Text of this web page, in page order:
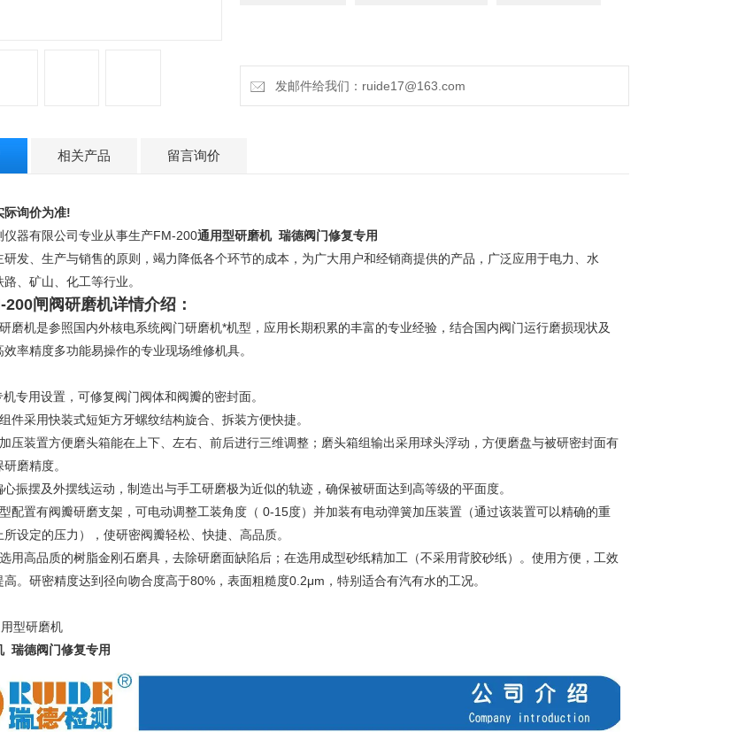
发邮件给我们：ruide17@163.com
相关产品 留言询价
际询价为准!
仪器有限公司专业从事生产FM-200通用型研磨机 瑞德阀门修复专用
研发、生产与销售的原则，竭力降低各个环节的成本，为广大用户和经销商提供的产品，广泛应用于电力、水
路、矿山、化工等行业。
200闸阀研磨机详情介绍：
磨机是参照国内外核电系统阀门研磨机*机型，应用长期积累的丰富的专业经验，结合国内阀门运行磨损现状及
率精度多功能易操作的专业现场维修机具。
机专用设置，可修复阀门阀体和阀瓣的密封面。
采用快装式短矩方牙螺纹结构旋合、拆装方便快捷。
装置方便磨头箱能在上下、左右、前后进行三维调整；磨头箱组输出采用球头浮动，方便磨盘与被研密封面有
磨精度。
摆及外摆线运动，制造出与手工研磨极为近似的轨迹，确保被研面达到高等级的平面度。
置有阀瓣研磨支架，可电动调整工装角度（ 0-15度）并加装有电动弹簧加压装置（通过该装置可以精确的重
设定的压力），使研密阀瓣轻松、快捷、高品质。
高品质的树脂金刚石磨具，去除研磨面缺陷后；在选用成型砂纸精加工（不采用背胶砂纸）。使用方便，工效
。研密精度达到径向吻合度高于80%，表面粗糙度0.2μm，特别适合有汽有水的工况。
瑞德阀门修复专用